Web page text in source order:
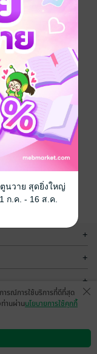
+
+
+
วิธีการใช้งาน ติดต่อเรา
ารณ์การใช้บริการที่ดีที่สุด
านผ่านนโยบายการใช้คุกกี้
นวาย สุดยิ่งใหญ่
ก.ค. - 16 ส.ค.